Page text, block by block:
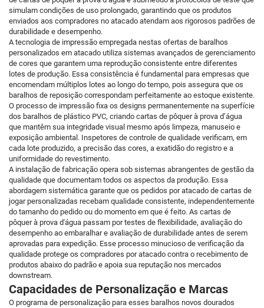
simulam condições de uso prolongado, garantindo que os produtos
enviados aos compradores no atacado atendam aos rigorosos padrões de
durabilidade e desempenho.
A tecnologia de impressão empregada nestas ofertas de baralhos
personalizados em atacado utiliza sistemas avançados de gerenciamento
de cores que garantem uma reprodução consistente entre diferentes
lotes de produção. Essa consistência é fundamental para empresas que
encomendam múltiplos lotes ao longo do tempo, pois assegura que os
baralhos de reposição correspondam perfeitamente ao estoque existente.
O processo de impressão fixa os designs permanentemente na superfície
dos baralhos de plástico PVC, criando cartas de pôquer à prova d’água
que mantêm sua integridade visual mesmo após limpeza, manuseio e
exposição ambiental. Inspetores de controle de qualidade verificam, em
cada lote produzido, a precisão das cores, a exatidão do registro e a
uniformidade do revestimento.
A instalação de fabricação opera sob sistemas abrangentes de gestão da
qualidade que documentam todos os aspectos da produção. Essa
abordagem sistemática garante que os pedidos por atacado de cartas de
jogar personalizadas recebam qualidade consistente, independentemente
do tamanho do pedido ou do momento em que é feito. As cartas de
pôquer à prova d'água passam por testes de flexibilidade, avaliação do
desempenho ao embaralhar e avaliação de durabilidade antes de serem
aprovadas para expedição. Esse processo minucioso de verificação da
qualidade protege os compradores por atacado contra o recebimento de
produtos abaixo do padrão e apoia sua reputação nos mercados
downstream.
Capacidades de Personalização e Marcas
O programa de personalização para esses baralhos novos dourados